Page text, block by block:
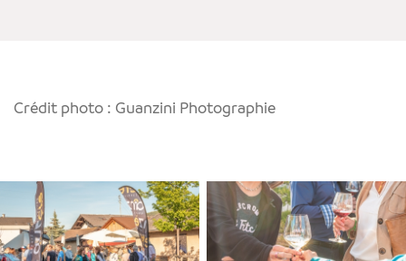
Crédit photo : Guanzini Photographie